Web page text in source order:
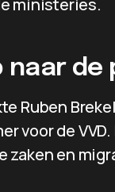
ministeries.
naar de
Ruben
voor de
zaken en